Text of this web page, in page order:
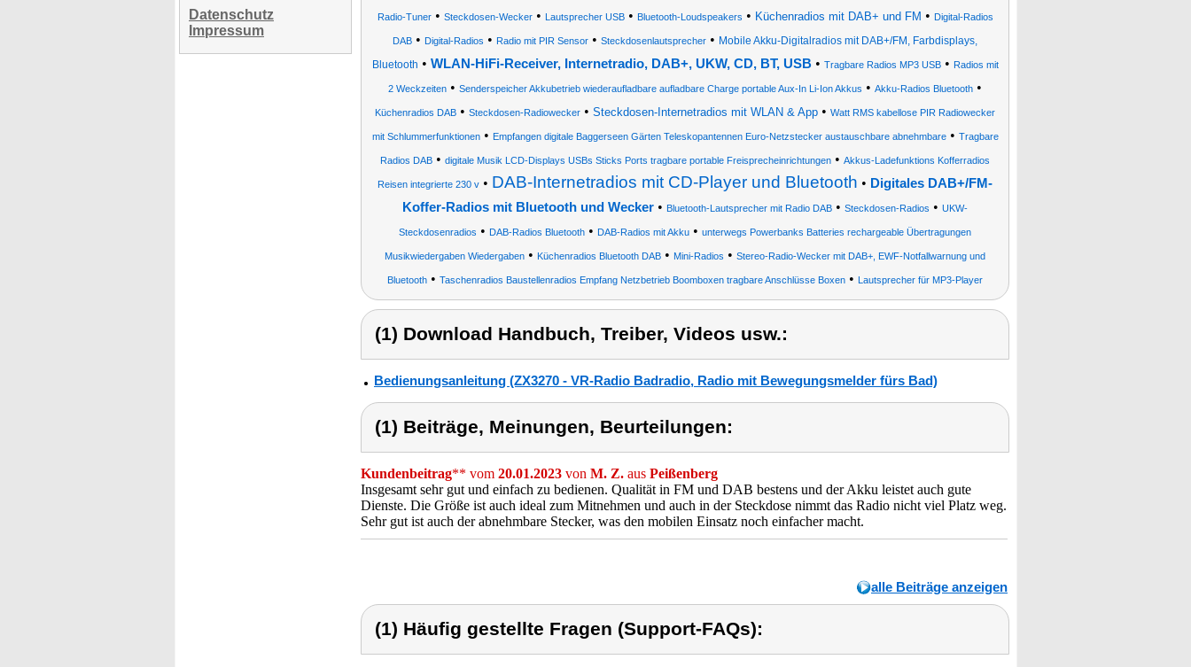
Datenschutz
Impressum
Radio-Tuner• Steckdosen-Wecker• Lautsprecher USB• Bluetooth-Loudspeakers • Küchenradios mit DAB+ und FM • Digital-Radios
DAB • Digital-Radios • Radio mit PIR Sensor • Steckdosenlautsprecher • Mobile Akku-Digitalradios mit DAB+/FM, Farbdisplays,
Bluetooth • WLAN-HiFi-Receiver, Internetradio, DAB+, UKW, CD, BT, USB• Tragbare Radios MP3 USB• Radios mit
2 Weckzeiten • Senderspeicher Akkubetrieb wiederaufladbare aufladbare Charge portable Aux-In Li-Ion Akkus • Akku-Radios Bluetooth •
Küchenradios DAB • Steckdosen-Radiowecker • Steckdosen-Internetradios mit WLAN & App • Watt RMS kabellose PIR Radiowecker
mit Schlummerfunktionen• Empfangen digitale Baggerseen Gärten Teleskopantennen Euro-Netzstecker austauschbare abnehmbare• Tragbare
Radios DAB • digitale Musik LCD-Displays USBs Sticks Ports tragbare portable Freisprecheinrichtungen • Akkus-Ladefunktions Kofferradios
Reisen integrierte 230 v • DAB-Internetradios mit CD-Player und Bluetooth • Digitales DAB+/FM-
Koffer-Radios mit Bluetooth und Wecker • Bluetooth-Lautsprecher mit Radio DAB • Steckdosen-Radios • UKW-
Steckdosenradios • DAB-Radios Bluetooth • DAB-Radios mit Akku • unterwegs Powerbanks Batteries rechargeable Übertragungen
Musikwiedergaben Wiedergaben • Küchenradios Bluetooth DAB • Mini-Radios • Stereo-Radio-Wecker mit DAB+, EWF-Notfallwarnung und
Bluetooth • Taschenradios Baustellenradios Empfang Netzbetrieb Boomboxen tragbare Anschlüsse Boxen • Lautsprecher für MP3-Player
(1) Download Handbuch, Treiber, Videos usw.:
Bedienungsanleitung (ZX3270 - VR-Radio Badradio, Radio mit Bewegungsmelder fürs Bad)
(1) Beiträge, Meinungen, Beurteilungen:
Kundenbeitrag** vom 20.01.2023 von M. Z. aus Peißenberg
Insgesamt sehr gut und einfach zu bedienen. Qualität in FM und DAB bestens und der Akku leistet auch gute
Dienste. Die Größe ist auch ideal zum Mitnehmen und auch in der Steckdose nimmt das Radio nicht viel Platz weg.
Sehr gut ist auch der abnehmbare Stecker, was den mobilen Einsatz noch einfacher macht.
alle Beiträge anzeigen
(1) Häufig gestellte Fragen (Support-FAQs):